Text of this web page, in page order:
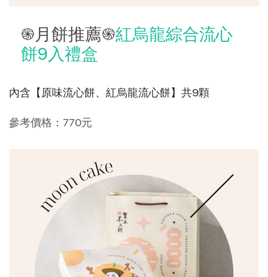
֍月餅推薦֍紅烏龍綜合流心
餅9入禮盒
內含【原味流心餅、紅烏龍流心餅】共9顆
參考價格：770元